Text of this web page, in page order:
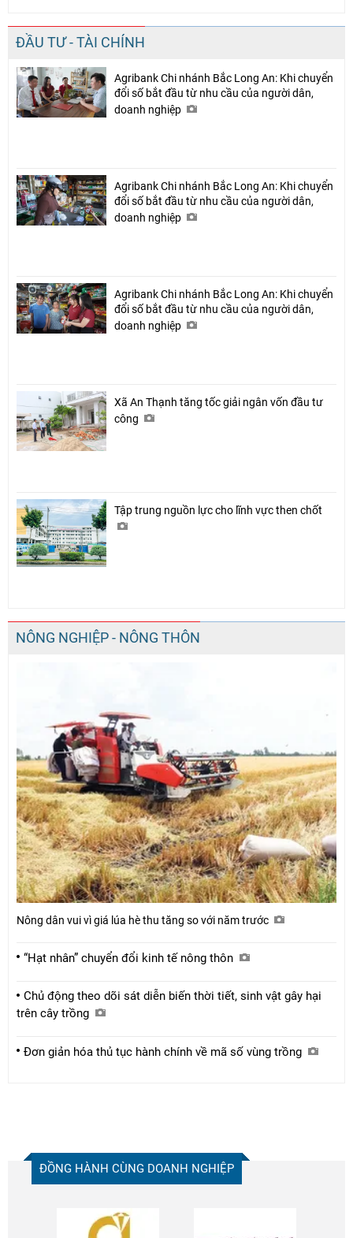
ĐẦU TƯ - TÀI CHÍNH
Agribank Chi nhánh Bắc Long An: Khi chuyển
đổi số bắt đầu từ nhu cầu của người dân,
doanh nghiệp
Agribank Chi nhánh Bắc Long An: Khi chuyển
đổi số bắt đầu từ nhu cầu của người dân,
doanh nghiệp
Agribank Chi nhánh Bắc Long An: Khi chuyển
đổi số bắt đầu từ nhu cầu của người dân,
doanh nghiệp
Xã An Thạnh tăng tốc giải ngân vốn đầu tư
công
Tập trung nguồn lực cho lĩnh vực then chốt
NÔNG NGHIỆP - NÔNG THÔN
Nông dân vui vì giá lúa hè thu tăng so với năm trước
“Hạt nhân” chuyển đổi kinh tế nông thôn
Chủ động theo dõi sát diễn biến thời tiết, sinh vật gây hại
trên cây trồng
Đơn giản hóa thủ tục hành chính về mã số vùng trồng
ĐỒNG HÀNH CÙNG DOANH NGHIỆP